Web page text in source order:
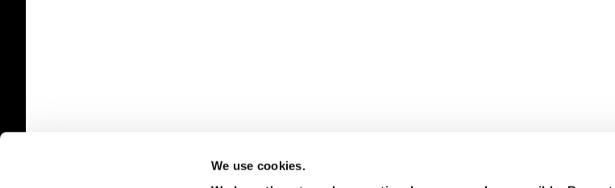
We use cookies.